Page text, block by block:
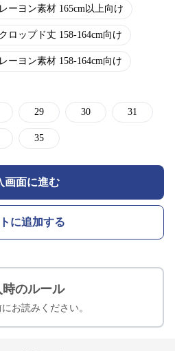
ーヨン素材 165cm以上向け
ロップド丈 158-164cm向け
ーヨン素材 158-164cm向け
29 30 31
35
画面に進む
に追加する
時のルール
お読みください。